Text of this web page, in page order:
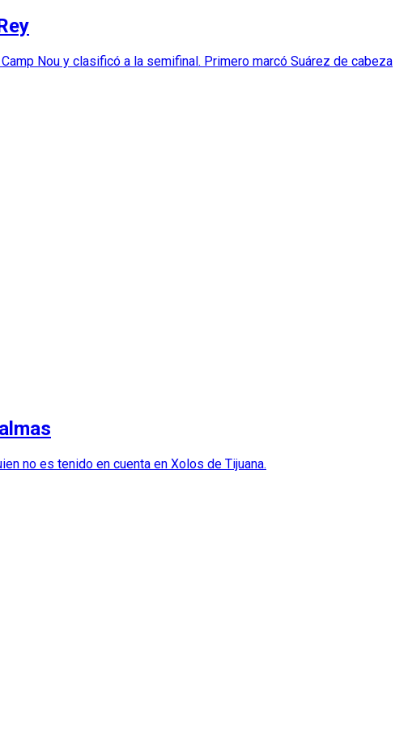
Nou y clasificó a la semifinal. Primero marcó Suárez de cabeza
no es tenido en cuenta en Xolos de Tijuana.